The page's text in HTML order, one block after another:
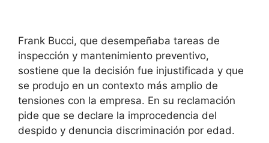
Frank Bucci, que desempeñaba tareas de
inspección y mantenimiento preventivo,
sostiene que la decisión fue injustificada y que
se produjo en un contexto más amplio de
tensiones con la empresa. En su reclamación
pide que se declare la improcedencia del
despido y denuncia discriminación por edad.